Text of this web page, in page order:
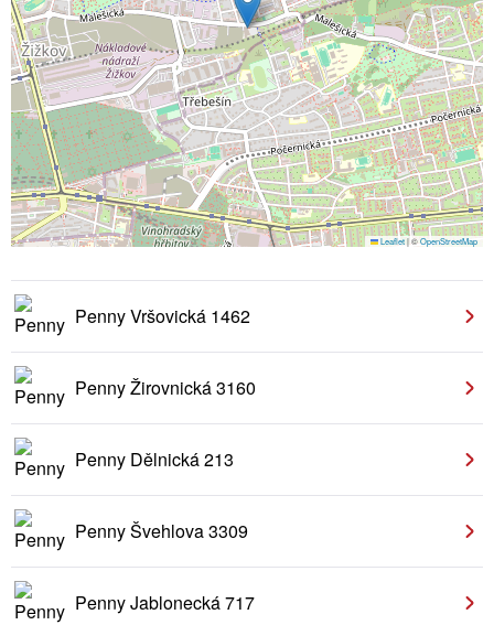
Leaflet|©OpenStreetMap
Penny Vršovická 1462
Penny Žirovnická 3160
Penny Dělnická 213
Penny Švehlova 3309
Penny Jablonecká 717